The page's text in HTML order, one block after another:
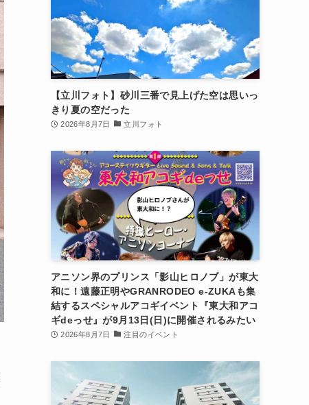
【立川フォト】砂川三番で見上げた空は思いっ
きり夏の空だった
2026年8月7日 立川フォト
アニソン界のプリンス「影山ヒロノブ」が東大
和に！遠藤正明やGRANRODEO e-ZUKAも集
結するスペシャルアコギイベント『東大和アコ
ギdeっせ』が9月13日(日)に開催されるみたい
2026年8月7日 注目のイベント